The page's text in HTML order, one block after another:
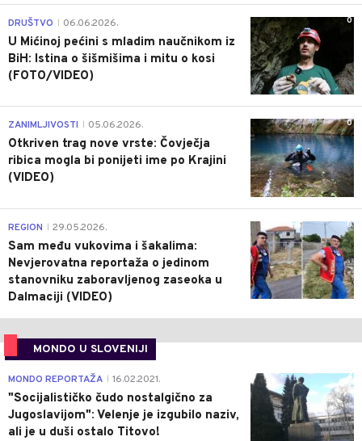
0
DRUŠTVO 06.06.2026.
U Mićinoj pećini s mladim naučnikom iz
BiH: Istina o šišmišima i mitu o kosi
(FOTO/VIDEO)
0
ZANIMLJIVOSTI 05.06.2026.
Otkriven trag nove vrste: Čovječja
ribica mogla bi ponijeti ime po Krajini
(VIDEO)
0
REGION 29.05.2026.
Sam među vukovima i šakalima:
Nevjerovatna reportaža o jedinom
stanovniku zaboravljenog zaseoka u
Dalmaciji (VIDEO)
MONDO U SLOVENIJI
4
MONDO REPORTAŽA 16.02.2021.
"Socijalističko čudo nostalgično za
Jugoslavijom": Velenje je izgubilo naziv,
ali je u duši ostalo Titovo!